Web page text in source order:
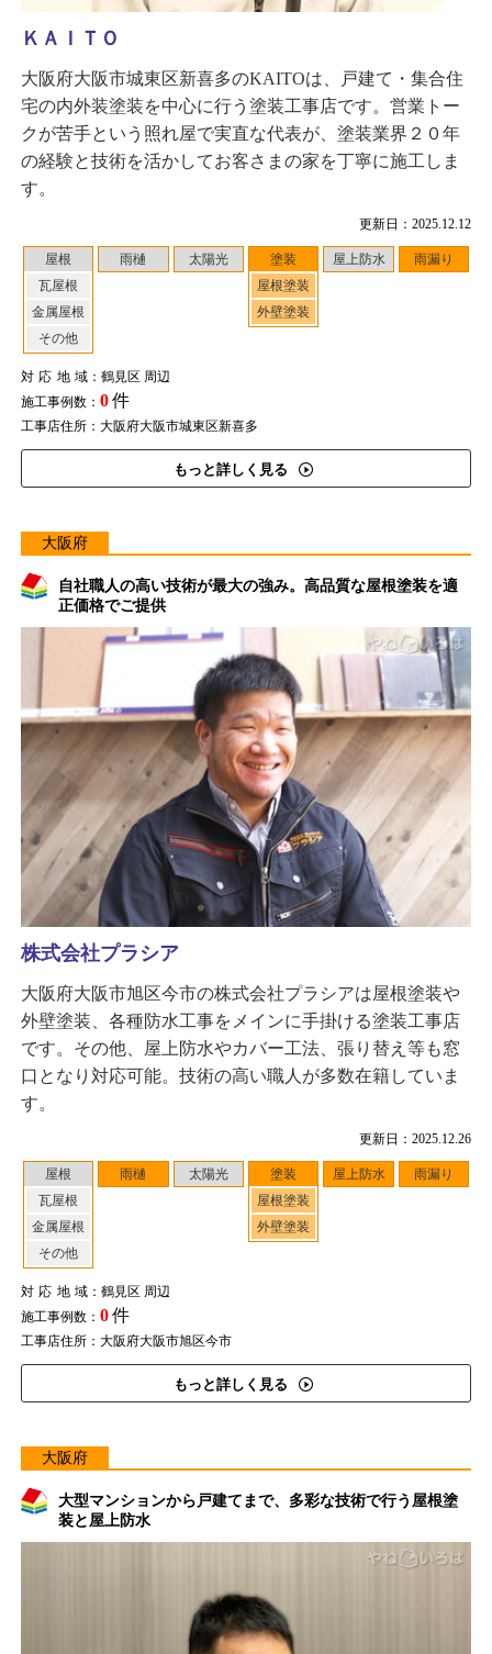
更新日：2025.12.12
屋根
瓦屋根
金属屋根
その他
雨樋 太陽光
塗装
屋根塗装
外壁塗装
屋上防水 雨漏り
対応地域：鶴見区 周辺
施工事例数： 0件
工事店住所：大阪府大阪市城東区新喜多
もっと詳しく見る
ＫＡＩＴＯ
大阪府大阪市城東区新喜多のKAITOは、戸建て・集合住
宅の内外装塗装を中心に行う塗装工事店です。営業トー
クが苦手という照れ屋で実直な代表が、塗装業界２０年
の経験と技術を活かしてお客さまの家を丁寧に施工しま
す。
大阪府
自社職人の高い技術が最大の強み。高品質な屋根塗装を適
正価格でご提供
更新日：2025.12.26
屋根
瓦屋根
金属屋根
その他
雨樋 太陽光
塗装
屋根塗装
外壁塗装
屋上防水 雨漏り
対応地域：鶴見区 周辺
施工事例数： 0件
工事店住所：大阪府大阪市旭区今市
もっと詳しく見る
株式会社プラシア
大阪府大阪市旭区今市の株式会社プラシアは屋根塗装や
外壁塗装、各種防水工事をメインに手掛ける塗装工事店
です。その他、屋上防水やカバー工法、張り替え等も窓
口となり対応可能。技術の高い職人が多数在籍していま
す。
大阪府
大型マンションから戸建てまで、多彩な技術で行う屋根塗
装と屋上防水